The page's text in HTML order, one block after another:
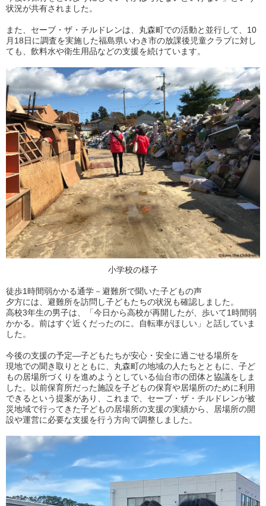
状況が共有されました。
また、セーブ・ザ・チルドレンは、丸森町での活動と並行して、10
月18日に調査を実施した福島県いわき市の放課後児童クラブに対し
ても、飲料水や衛生用品などの支援を続けています。
小学校の様子
徒歩1時間弱かかる通学－避難所で聞いた子どもの声
夕方には、避難所を訪問し子どもたちの状況も確認しました。
高校3年生の男子は、「今日から高校が再開したが、歩いて1時間弱
かかる。前はすぐ近くだったのに。自転車がほしい」と話していま
した。
今後の支援の予定―子どもたちが安心・安全に過ごせる場所を
現地での聞き取りとともに、丸森町の地域の人たちとともに、子ど
もの居場所づくりを進めようとしている仙台市の団体と協議をしま
した。以前保育所だった施設を子どもの保育や居場所のために利用
できるという提案があり、これまで、セーブ・ザ・チルドレンが被
災地域で行ってきた子どもの居場所の支援の実績から、居場所の開
設や運営に必要な支援を行う方向で調整しました。